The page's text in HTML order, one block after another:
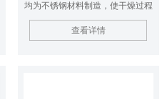
均为不锈钢材料制造，使干燥过程
在无污染的环境下进行，内置进口
全无油空压机，喷粉的颗径呈正态
查看详情